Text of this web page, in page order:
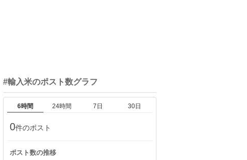
#輸入米のポスト数グラフ
6時間 24時間 7日 30日
0件のポスト
ポスト数の推移